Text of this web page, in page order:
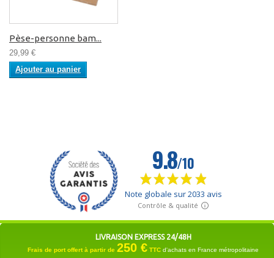
Pèse-personne bam...
29,99 €
Ajouter au panier
LIVRAISON EXPRESS 24/48H
Frais de port offert à partir de 250 € TTC d'achats en France métropolitaine